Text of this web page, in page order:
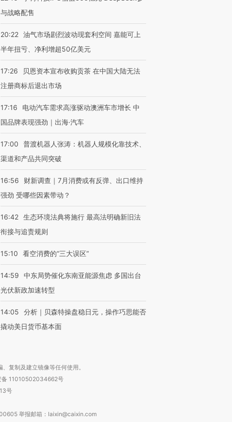
的吸金
找虐”？
毒品
育部长拱下台
走进第四届链博
智科技“链”接产
【特别呈现】寻找100种
有意思的生活方式·第三对
与战略配售
20:22 油气市场剧烈波动现套利空间 嘉能可上
半年扭亏、净利增超50亿美元
17:26
贝恩资本宣布收购贡茶 在中国大陆无法
注册商标后退出市场
17:16
电动汽车需求高涨驱动澳洲车市增长 中
国品牌表现强劲｜出海·汽车
17:00
普渡机器人张涛：机器人规模化靠技术、
渠道和产品共同突破
16:56
财新调查｜7月消费或有反弹、出口维持
强劲 受哪些因素带动？
16:42 生态环境法典将施行 最高法明确新旧法
衔接与追责规则
15:10 看空消费的“三大误区”
14:59
中东局势催化东南亚能源焦虑 多国出台
光伏新政加速转型
14:05
分析｜贝森特操盘稳日元，操作巧思能否
撬动美日货币基本面
复制及建立镜像等任何使用。
备 11010502034662号
号
举报邮箱：laixin@caixin.com